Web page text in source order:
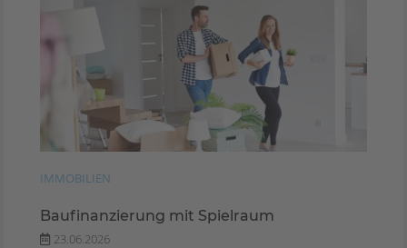
IMMOBILIEN
Baufinanzierung mit Spielraum
23.06.2026